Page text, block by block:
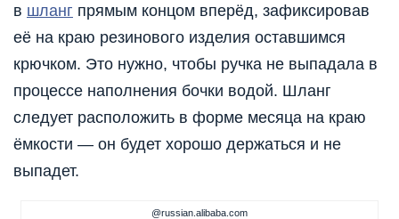
в шланг прямым концом вперёд, зафиксировав
её на краю резинового изделия оставшимся
крючком. Это нужно, чтобы ручка не выпадала в
процессе наполнения бочки водой. Шланг
следует расположить в форме месяца на краю
ёмкости — он будет хорошо держаться и не
выпадет.
@russian.alibaba.com